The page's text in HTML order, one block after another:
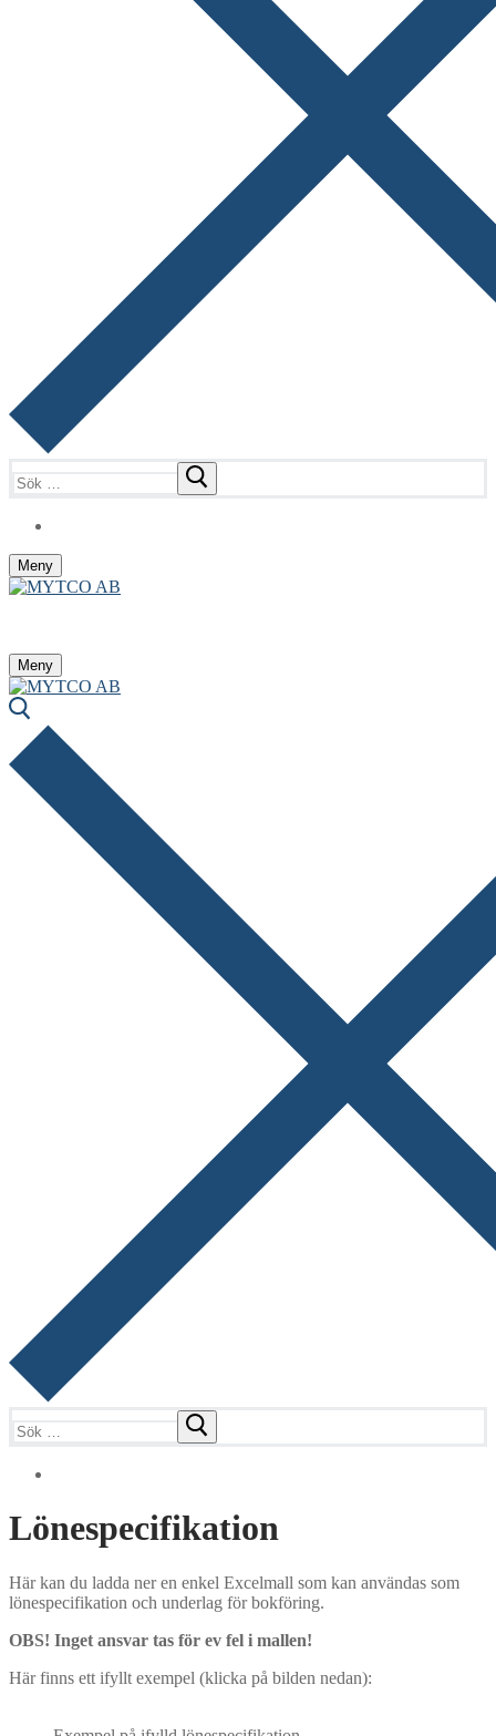
Meny
Meny
Lönespecifikation
Här kan du ladda ner en enkel Excelmall som kan användas som
lönespecifikation och underlag för bokföring.
OBS! Inget ansvar tas för ev fel i mallen!
Här finns ett ifyllt exempel (klicka på bilden nedan):